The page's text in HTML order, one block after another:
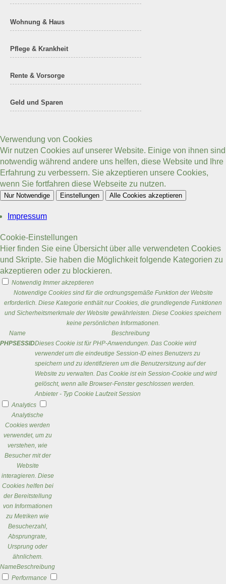
Wohnung & Haus
Pflege & Krankheit
Rente & Vorsorge
Geld und Sparen
Verwendung von Cookies
Wir nutzen Cookies auf unserer Website. Einige von ihnen sind
notwendig während andere uns helfen, diese Website und Ihre
Erfahrung zu verbessern. Sie akzeptieren unsere Cookies,
wenn Sie fortfahren diese Webseite zu nutzen.
Nur Notwendige Einstellungen Alle Cookies akzeptieren
Impressum
Cookie-Einstellungen
Hier finden Sie eine Übersicht über alle verwendeten Cookies
und Skripte. Sie haben die Möglichkeit folgende Kategorien zu
akzeptieren oder zu blockieren.
Notwendig Immer akzeptieren
Notwendige Cookies sind für die ordnungsgemäße Funktion der Website
erforderlich. Diese Kategorie enthält nur Cookies, die grundlegende Funktionen
und Sicherheitsmerkmale der Website gewährleisten. Diese Cookies speichern
keine persönlichen Informationen.
Name
Beschreibung
PHPSESSIDDieses Cookie ist für PHP-Anwendungen. Das Cookie wird
verwendet um die eindeutige Session-ID eines Benutzers zu
speichern und zu identifizieren um die Benutzersitzung auf der
Website zu verwalten. Das Cookie ist ein Session-Cookie und wird
gelöscht, wenn alle Browser-Fenster geschlossen werden.
Anbieter - Typ Cookie Laufzeit Session
Analytics
Analytische
Cookies werden
verwendet, um zu
verstehen, wie
Besucher mit der
Website
interagieren. Diese
Cookies helfen bei
der Bereitstellung
von Informationen
zu Metriken wie
Besucherzahl,
Absprungrate,
Ursprung oder
ähnlichem.
NameBeschreibung
Performance